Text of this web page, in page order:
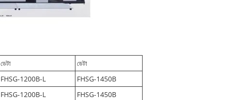
ডেটা
ডেটা
FHSG-1200B-L
FHSG-1450B
FHSG-1200B-L
FHSG-1450B